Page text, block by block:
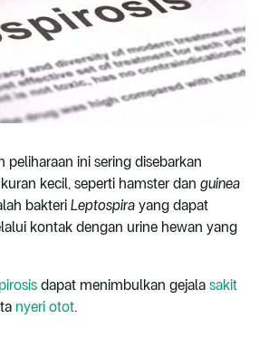
peliharaan ini sering disebarkan
kecil, seperti hamster dan guinea
bakteri Leptospira yang dapat
kontak dengan urine hewan yang
dapat menimbulkan gejala sakit
nyeri otot.